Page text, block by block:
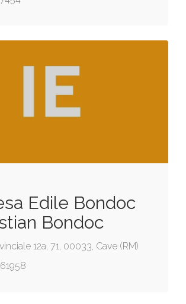
Edile Bondoc
Bondoc
12a, 71, 00033, Cave (RM)